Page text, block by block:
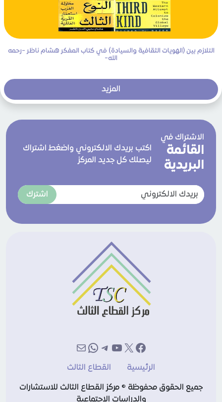
التلازم بين (الهويات الثقافية والسيادة) في كتاب المفكر هشام ناظر -رحمه
الله-
المزيد
الاشتراك في
القائمة
البريدية
اكتب بريدك الالكتروني واضغط اشتراك
ليصلك كل جديد المركز
اشترك
فيسبوك
إكس
يوتيوب
تيليجرام
واتساب
بريد
الرئيسية
القطاع الثالث
جميع الحقوق محفوظة © مركز القطاع الثالث للاستشارات
والدراسات الاجتماعية